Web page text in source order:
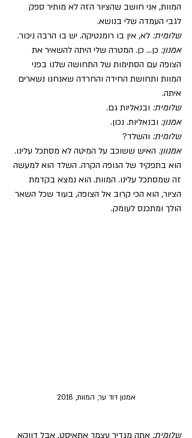
המוות, אני חושב שהציור הזה לא מותיר ספק
לגבי העמדה שלי בנושא.
שלומית: לא, אין בו רומנטיקה. יש בו הרבה ניכור.
אמנון: כן... כן. המטרה שלי היתה להשאיר את
הצופה עם הסתימות של התחושה שלנו בפני
המוות ותחושת החידה והחרדה שאנחנו נשארים
איתה.
שלומית: ובנאליות גם.
אמנון: ובנאליות. נכון.
שלומית: והשלד?
אמנוון: האיש ששוכב על המיטה לא מסתכל עלינו.
הוא בתפקיד של הגופה הקרה. השלד הוא למעשה
זה שמסתכל עלינו. המוות. הוא נמצא בקדמת
הציור, הוא הכי קרוב אל הצופה, בעוד שכל השאר
הולך ומתכנס לעומק.
אמנון דוד ער, המוות, 2018
שלומית: אתה מגדיר עצמך אתאיסט, אבל דווקא